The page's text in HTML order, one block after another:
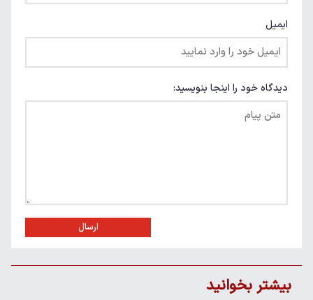
ایمیل
دیدگاه خود را اینجا بنویسید:
ارسال
بیشتر بخوانید